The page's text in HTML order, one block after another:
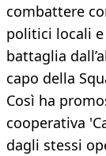
combattere
politici locali
battaglia
capo della
Così ha
cooperativa
dagli stessi